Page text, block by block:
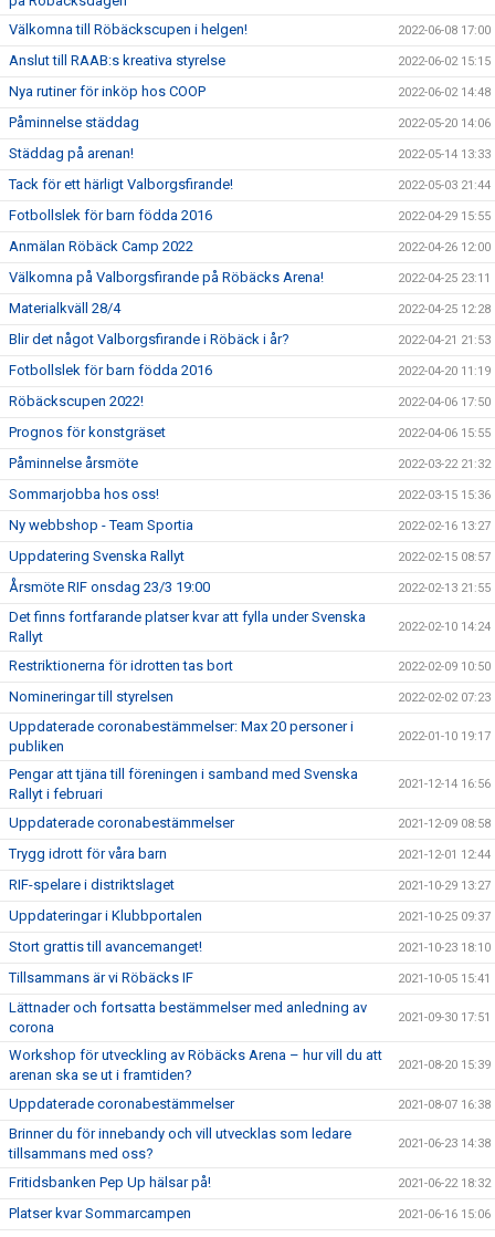
Välkomna till Röbäckscupen i helgen!
2022-06-08 17:00
Anslut till RAAB:s kreativa styrelse 2022-06-02 15:15
Nya rutiner för inköp hos COOP 2022-06-02 14:48
Påminnelse städdag 2022-05-20 14:06
Städdag på arenan! 2022-05-14 13:33
Tack för ett härligt Valborgsfirande! 2022-05-03 21:44
Fotbollslek för barn födda 2016 2022-04-29 15:55
Anmälan Röbäck Camp 2022 2022-04-26 12:00
Välkomna på Valborgsfirande på Röbäcks Arena! 2022-04-25 23:11
Materialkväll 28/4 2022-04-25 12:28
Blir det något Valborgsfirande i Röbäck i år? 2022-04-21 21:53
Fotbollslek för barn födda 2016 2022-04-20 11:19
Röbäckscupen 2022! 2022-04-06 17:50
Prognos för konstgräset 2022-04-06 15:55
Påminnelse årsmöte 2022-03-22 21:32
Sommarjobba hos oss! 2022-03-15 15:36
Ny webbshop - Team Sportia 2022-02-16 13:27
Uppdatering Svenska Rallyt 2022-02-15 08:57
Årsmöte RIF onsdag 23/3 19:00 2022-02-13 21:55
Det finns fortfarande platser kvar att fylla under Svenska
Rallyt
2022-02-10 14:24
Restriktionerna för idrotten tas bort 2022-02-09 10:50
Nomineringar till styrelsen 2022-02-02 07:23
Uppdaterade coronabestämmelser: Max 20 personer i
publiken
2022-01-10 19:17
Pengar att tjäna till föreningen i samband med Svenska
Rallyt i februari
2021-12-14 16:56
Uppdaterade coronabestämmelser 2021-12-09 08:58
Trygg idrott för våra barn 2021-12-01 12:44
RIF-spelare i distriktslaget 2021-10-29 13:27
Uppdateringar i Klubbportalen 2021-10-25 09:37
Stort grattis till avancemanget! 2021-10-23 18:10
Tillsammans är vi Röbäcks IF 2021-10-05 15:41
Lättnader och fortsatta bestämmelser med anledning av
corona
2021-09-30 17:51
Workshop för utveckling av Röbäcks Arena – hur vill du att
arenan ska se ut i framtiden?
2021-08-20 15:39
Uppdaterade coronabestämmelser 2021-08-07 16:38
Brinner du för innebandy och vill utvecklas som ledare
tillsammans med oss?
2021-06-23 14:38
Fritidsbanken Pep Up hälsar på! 2021-06-22 18:32
Platser kvar Sommarcampen 2021-06-16 15:06